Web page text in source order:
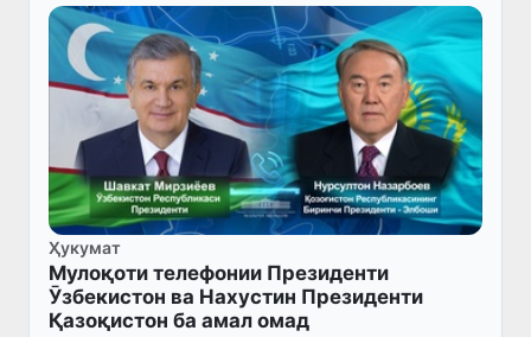
Ҳукумат
Мулоқоти телефонии Президенти
Ӯзбекистон ва Нахустин Президенти
Қазоқистон ба амал омад